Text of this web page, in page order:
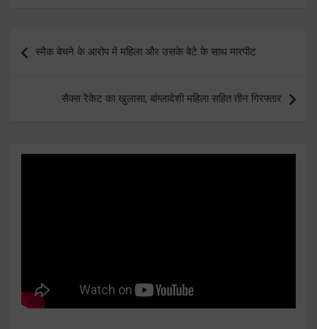
navigation
स्मैक बेचने के आरोप में महिला और उसके बेटे के साथ मारपीट
सैक्स रैकेट का खुलासा, बांग्लादेशी महिला सहित तीन गिरफ्तार